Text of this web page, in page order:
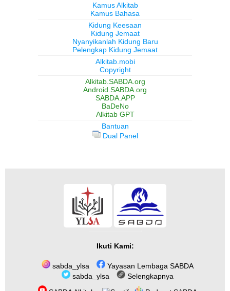
Kamus Alkitab
Kamus Bahasa
Kidung Keesaan
Kidung Jemaat
Nyanyikanlah Kidung Baru
Pelengkap Kidung Jemaat
Alkitab.mobi
Copyright
Alkitab.SABDA.org
Android.SABDA.org
SABDA.APP
BaDeNo
Alkitab GPT
Bantuan
Dual Panel
Ikuti Kami:
sabda_ylsa
Yayasan Lembaga SABDA
sabda_ylsa
Selengkapnya